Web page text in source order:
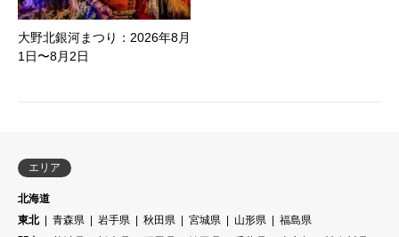
大野北銀河まつり：2026年8月
1日〜8月2日
エリア
北海道
東北
青森県 岩手県 秋田県 宮城県 山形県
福島県